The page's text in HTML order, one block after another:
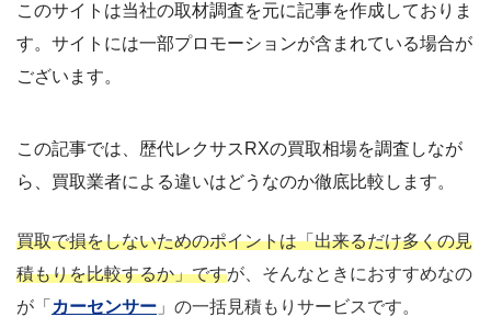
このサイトは当社の取材調査を元に記事を作成しておりま
す。サイトには一部プロモーションが含まれている場合が
ございます。
この記事では、歴代レクサスRXの買取相場を調査しなが
ら、買取業者による違いはどうなのか徹底比較します。
買取で損をしないためのポイントは「出来るだけ多くの見
積もりを比較するか」ですが、そんなときにおすすめなの
が「 カーセンサー 」の一括見積もりサービスです。